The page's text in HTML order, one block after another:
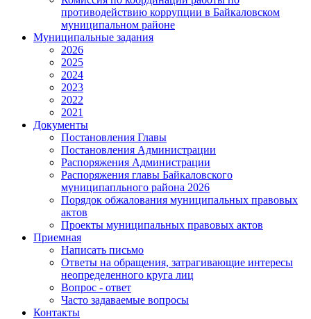
противодействию коррупции в Байкаловском
муниципальном районе
Муниципальные задания
2026
2025
2024
2023
2022
2021
Документы
Постановления Главы
Постановления Администрации
Распоряжения Администрации
Распоряжения главы Байкаловского
муниципапльного района 2026
Порядок обжалования муниципальных правовых
актов
Проекты муниципальных правовых актов
Приемная
Написать письмо
Ответы на обращения, затрагивающие интересы
неопределенного круга лиц
Вопрос - ответ
Часто задаваемые вопросы
Контакты